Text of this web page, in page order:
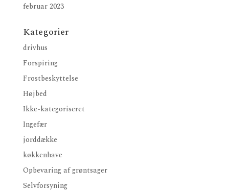
februar 2023
Kategorier
drivhus
Forspiring
Frostbeskyttelse
Højbed
Ikke-kategoriseret
Ingefær
jorddække
køkkenhave
Opbevaring af grøntsager
Selvforsyning